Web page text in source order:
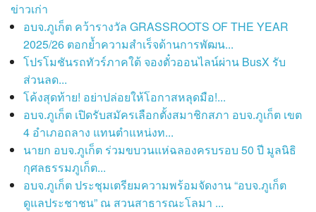
ข่าวเก่า
อบจ.ภูเก็ต คว้ารางวัล GRASSROOTS OF THE YEAR
2025/26 ตอกย้ำความสำเร็จด้านการพัฒน...
โปรโมชันรถทัวร์ภาคใต้ จองตั๋วออนไลน์ผ่าน BusX รับ
ส่วนลด...
โค้งสุดท้าย! อย่าปล่อยให้โอกาสหลุดมือ!...
อบจ.ภูเก็ต เปิดรับสมัครเลือกตั้งสมาชิกสภา อบจ.ภูเก็ต เขต
4 อำเภอถลาง แทนตำแหน่งท...
นายก อบจ.ภูเก็ต ร่วมขบวนแห่ฉลองครบรอบ 50 ปี มูลนิธิ
กุศลธรรมภูเก็ต...
อบจ.ภูเก็ต ประชุมเตรียมความพร้อมจัดงาน “อบจ.ภูเก็ต
ดูแลประชาชน” ณ สวนสาธารณะโลมา ...